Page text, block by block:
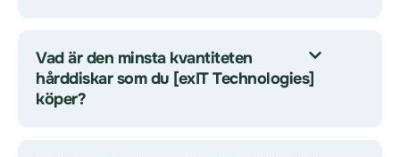
Vad är den minsta kvantiteten
hårddiskar som du [exIT Technologies]
köper?